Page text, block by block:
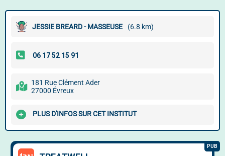
JESSIE BREARD - MASSEUSE (6.8 km)
181 Rue Clément Ader
27000 Évreux
PLUS D'INFOS SUR CET INSTITUT